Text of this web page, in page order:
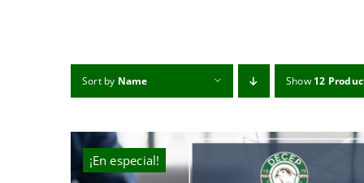
Sort by Name Show 12
¡En especial!